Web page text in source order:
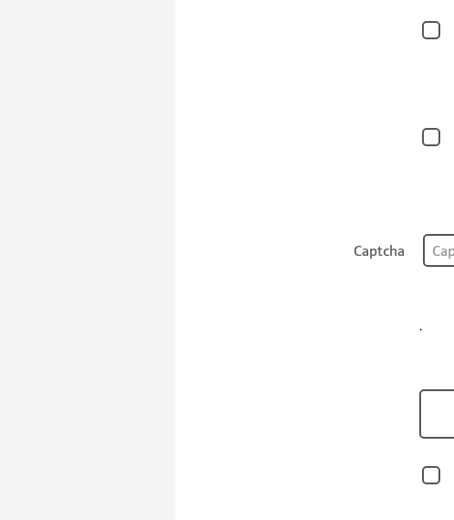
Captcha